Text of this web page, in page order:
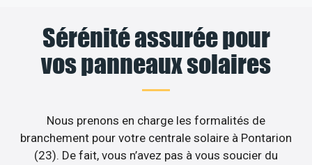
Sérénité assurée pour
vos panneaux solaires
Nous prenons en charge les formalités de
branchement pour votre centrale solaire à Pontarion
(23). De fait, vous n’avez pas à vous soucier du